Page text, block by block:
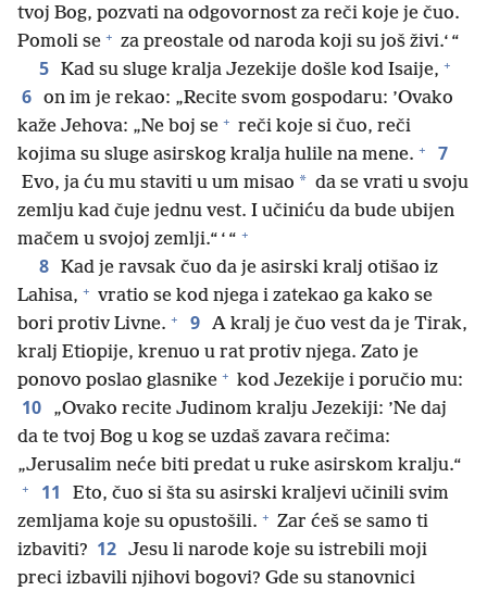
tvoj Bog, pozvati na odgovornost za reči koje je čuo.
Pomoli se + za preostale od naroda koji su još živi.‘ “
5 Kad su sluge kralja Jezekije došle kod Isaije, +
6 on im je rekao: „Recite svom gospodaru: ’Ovako
kaže Jehova: „Ne boj se + reči koje si čuo, reči
kojima su sluge asirskog kralja hulile na mene. + 7
Evo, ja ću mu staviti u um misao * da se vrati u svoju
zemlju kad čuje jednu vest. I učiniću da bude ubijen
mačem u svojoj zemlji.“ ‘ “ +
8 Kad je ravsak čuo da je asirski kralj otišao iz
Lahisa, + vratio se kod njega i zatekao ga kako se
bori protiv Livne. + 9 A kralj je čuo vest da je Tirak,
kralj Etiopije, krenuo u rat protiv njega. Zato je
ponovo poslao glasnike + kod Jezekije i poručio mu:
10
„Ovako recite Judinom kralju Jezekiji: ’Ne daj
da te tvoj Bog u kog se uzdaš zavara rečima:
„Jerusalim neće biti predat u ruke asirskom kralju.“
+ 11
Eto, čuo si šta su asirski kraljevi učinili svim
zemljama koje su opustošili. + Zar ćeš se samo ti
izbaviti? 12 Jesu li narode koje su istrebili moji
preci izbavili njihovi bogovi? Gde su stanovnici